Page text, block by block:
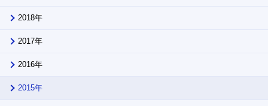
2018年
2017年
2016年
2015年